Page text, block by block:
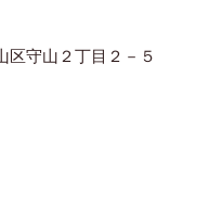
守山２丁目２－５